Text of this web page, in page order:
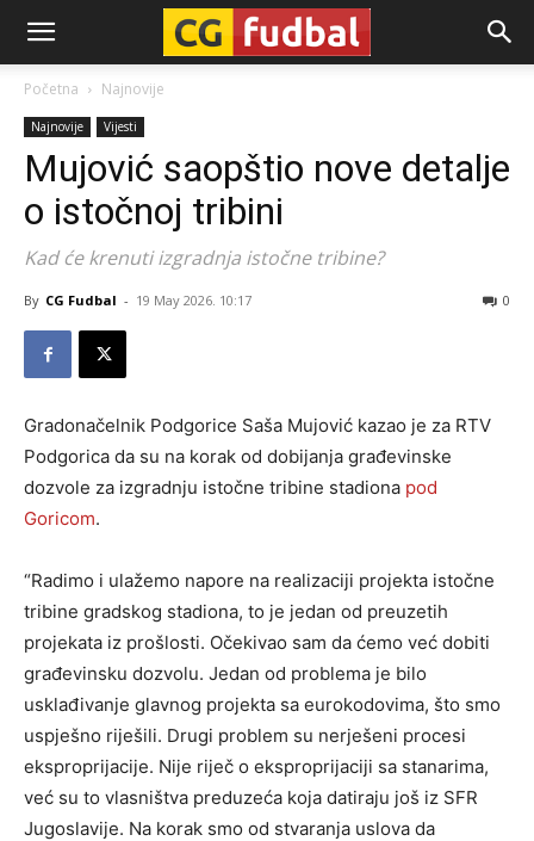
CG-
Fudbal
Početna Najnovije
Najnovije Vijesti
Mujović saopštio nove detalje
o istočnoj tribini
Kad će krenuti izgradnja istočne tribine?
By CG Fudbal - 19 May 2026. 10:17 0
Gradonačelnik Podgorice Saša Mujović kazao je za RTV
Podgorica da su na korak od dobijanja građevinske
dozvole za izgradnju istočne tribine stadiona pod
Goricom.
“Radimo i ulažemo napore na realizaciji projekta istočne
tribine gradskog stadiona, to je jedan od preuzetih
projekata iz prošlosti. Očekivao sam da ćemo već dobiti
građevinsku dozvolu. Jedan od problema je bilo
usklađivanje glavnog projekta sa eurokodovima, što smo
uspješno riješili. Drugi problem su nerješeni procesi
eksproprijacije. Nije riječ o eksproprijaciji sa stanarima,
već su to vlasništva preduzeća koja datiraju još iz SFR
Jugoslavije. Na korak smo od stvaranja uslova da